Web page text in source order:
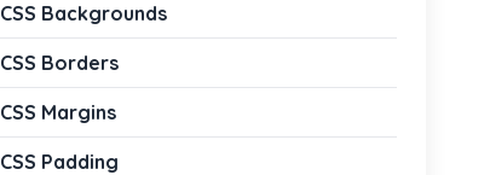
CSS Backgrounds
CSS Borders
CSS Margins
CSS Padding